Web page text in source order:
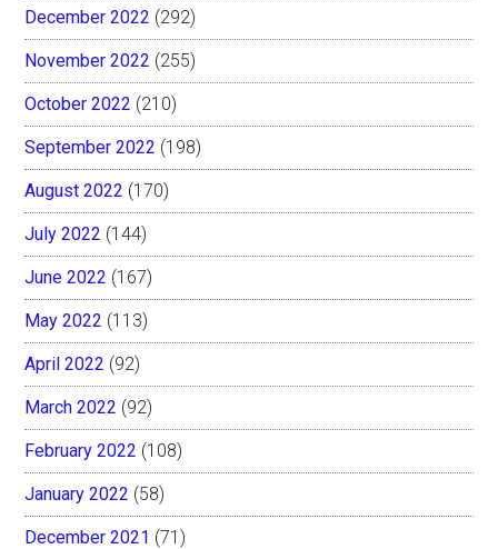
December 2022 (292)
November 2022 (255)
October 2022 (210)
September 2022 (198)
August 2022 (170)
July 2022 (144)
June 2022 (167)
May 2022 (113)
April 2022 (92)
March 2022 (92)
February 2022 (108)
January 2022 (58)
December 2021 (71)